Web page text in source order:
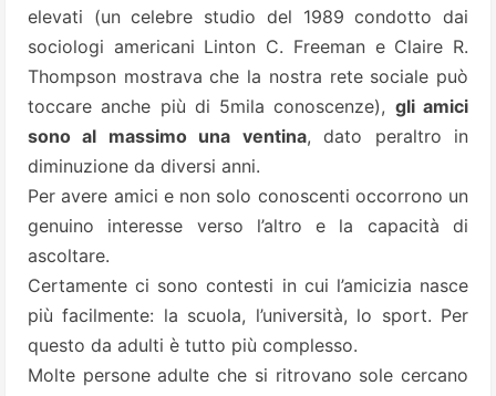
elevati (un celebre studio del 1989 condotto dai
sociologi americani Linton C. Freeman e Claire R.
Thompson mostrava che la nostra rete sociale può
toccare anche più di 5mila conoscenze), gli amici
sono al massimo una ventina, dato peraltro in
diminuzione da diversi anni.
Per avere amici e non solo conoscenti occorrono un
genuino interesse verso l’altro e la capacità di
ascoltare.
Certamente ci sono contesti in cui l’amicizia nasce
più facilmente: la scuola, l’università, lo sport. Per
questo da adulti è tutto più complesso.
Molte persone adulte che si ritrovano sole cercano